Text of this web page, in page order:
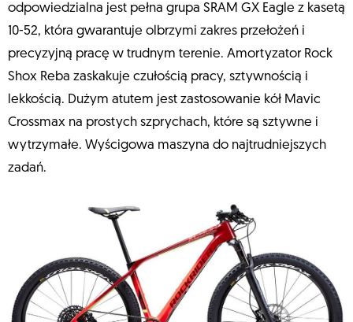
odpowiedzialna jest pełna grupa SRAM GX Eagle z kasetą
10-52, która gwarantuje olbrzymi zakres przełożeń i
precyzyjną pracę w trudnym terenie. Amortyzator Rock
Shox Reba zaskakuje czułością pracy, sztywnością i
lekkością. Dużym atutem jest zastosowanie kół Mavic
Crossmax na prostych szprychach, które są sztywne i
wytrzymałe. Wyścigowa maszyna do najtrudniejszych
zadań.